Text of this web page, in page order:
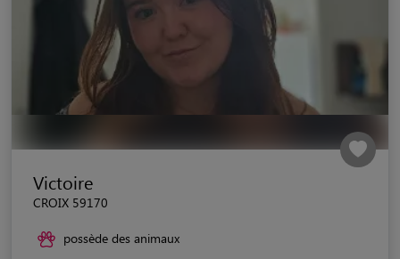
Victoire
CROIX 59170
possède des animaux